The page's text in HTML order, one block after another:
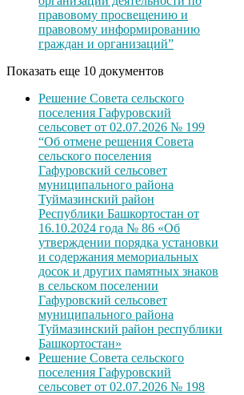
правовому просвещению и
правовому информированию
граждан и организаций”
Показать еще 10 документов
Решение Совета сельского
поселения Гафуровский
сельсовет от 02.07.2026 № 199
“Об отмене решения Совета
сельского поселения
Гафуровский сельсовет
муниципального района
Туймазинский район
Республики Башкортостан от
16.10.2024 года № 86 «Об
утверждении порядка установки
и содержания мемориальных
досок и других памятных знаков
в сельском поселении
Гафуровский сельсовет
муниципального района
Туймазинский район республики
Башкортостан»
Решение Совета сельского
поселения Гафуровский
сельсовет от 02.07.2026 № 198